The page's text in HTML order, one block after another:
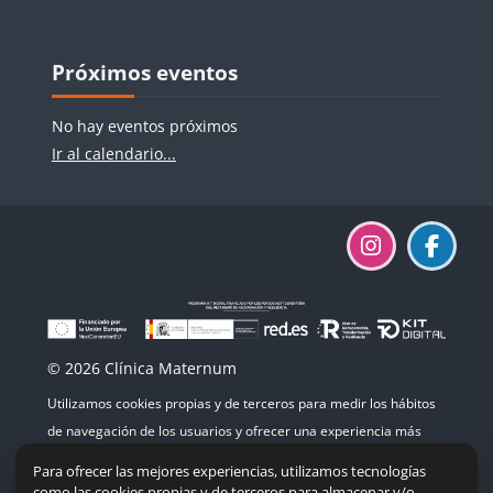
Bloques
Próximos eventos
No hay eventos próximos
Ir al calendario...
© 2026 Clínica Maternum
Utilizamos cookies propias y de terceros para medir los hábitos
de navegación de los usuarios y ofrecer una experiencia más
su uso.
Para ofrecer las mejores experiencias, utilizamos tecnologías